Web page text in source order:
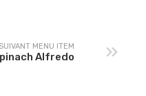
SUIVANT MENU ITEM
Alfredo